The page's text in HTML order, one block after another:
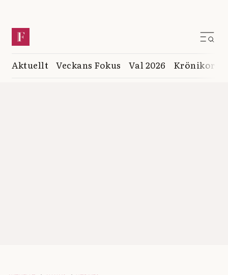
Aktuellt Veckans Fokus Val 2026 Krönikor